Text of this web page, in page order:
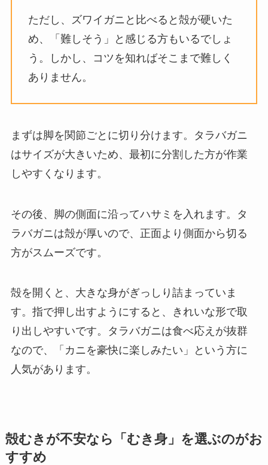
ただし、ズワイガニと比べると殻が硬いた
め、「難しそう」と感じる方もいるでしょ
う。しかし、コツを知ればそこまで難しく
ありません。
まずは脚を関節ごとに切り分けます。タラバガニ
はサイズが大きいため、最初に分割した方が作業
しやすくなります。
その後、脚の側面に沿ってハサミを入れます。タ
ラバガニは殻が厚いので、正面より側面から切る
方がスムーズです。
殻を開くと、大きな身がぎっしり詰まっていま
す。指で押し出すようにすると、きれいな形で取
り出しやすいです。タラバガニは食べ応えが抜群
なので、「カニを豪快に楽しみたい」という方に
人気があります。
殻むきが不安なら「むき身」を選ぶのがお
すすめ